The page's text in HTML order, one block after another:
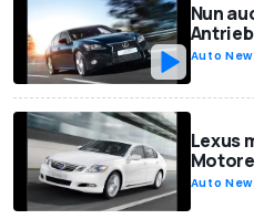
Nun
Antrieb
Auto
Lexus
Auto